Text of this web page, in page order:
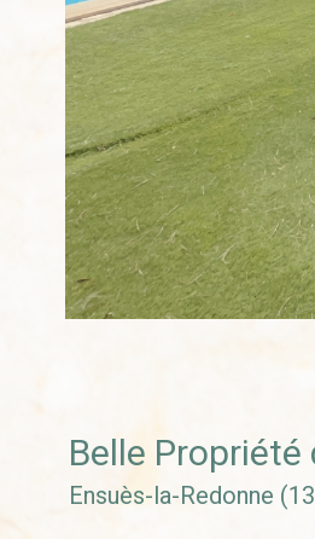
Belle
Ensuès-la-Redonne